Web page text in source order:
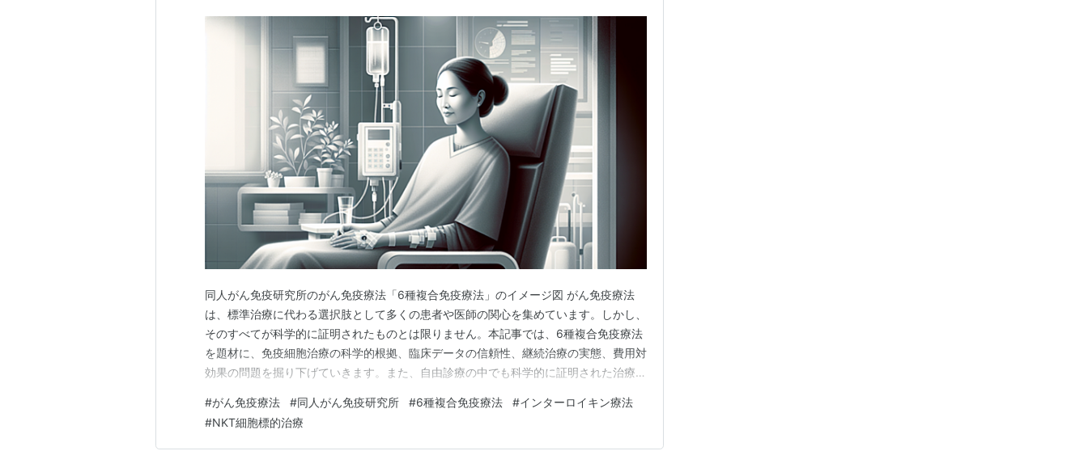
同人がん免疫研究所のがん免疫療法「6種複合免疫療法」のイメージ図 がん免疫療法
は、標準治療に代わる選択肢として多くの患者や医師の関心を集めています。しかし、
そのすべてが科学的に証明されたものとは限りません。本記事では、6種複合免疫療法
を題材に、免疫細胞治療の科学的根拠、臨床データの信頼性、継続治療の実態、費用対
効果の問題を掘り下げていきます。また、自由診療の中でも科学的に証明された治療法
とは？ 公式サイトでの説明 6種複合免疫療法は、患者自身の血液から6種類の免疫細胞
（キラーT細胞、NK細胞、NKT細胞、γδT細胞…
#がん免疫療法 #同人がん免疫研究所 #6種複合免疫療法 #インターロイキン療法
#NKT細胞標的治療